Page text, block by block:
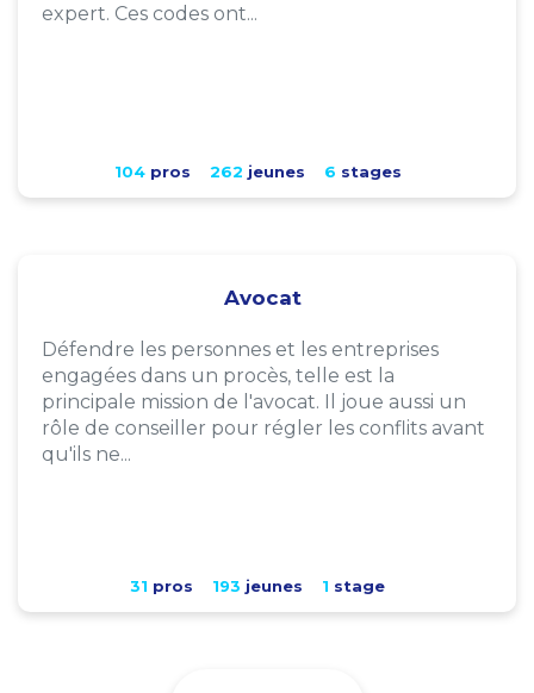
expert. Ces codes ont...
104pros 262 jeunes 6 stages
Avocat
Défendre les personnes et les entreprises
engagées dans un procès, telle est la
principale mission de l'avocat. Il joue aussi un
rôle de conseiller pour régler les conflits avant
qu'ils ne...
31 pros 193 jeunes 1 stage